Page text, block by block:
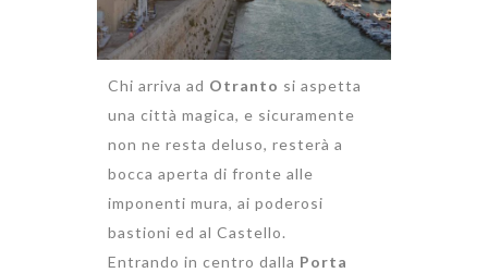
Chi arriva ad Otranto si aspetta
una città magica, e sicuramente
non ne resta deluso, resterà a
bocca aperta di fronte alle
imponenti mura, ai poderosi
bastioni ed al Castello.
Entrando in centro dalla Porta